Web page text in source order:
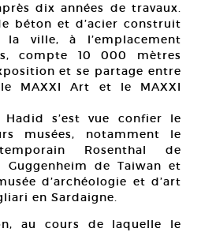
dix années de travaux.
béton et d’acier construit
ville, à l’emplacement
compte 10 000 mètres
et se partage entre
MAXXI Art et le MAXXI
s’est vue confier le
musées, notamment le
Rosenthal de
Guggenheim de Taiwan et
d’archéologie et d’art
en Sardaigne.
au cours de laquelle le